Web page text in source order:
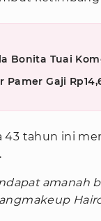
Bonita Tuai
Pamer Gaji
43 tahun ini
amanah